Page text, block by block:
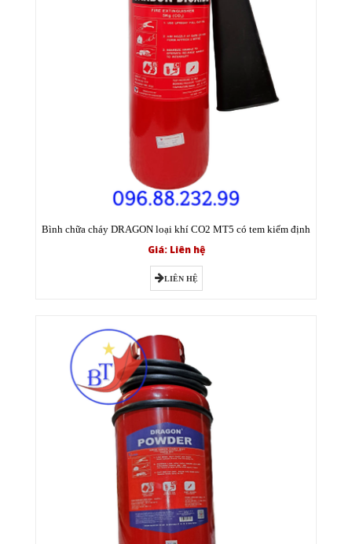
Bình chữa cháy DRAGON loại khí CO2 MT5 có tem kiểm định
Giá: Liên hệ
LIÊN HỆ